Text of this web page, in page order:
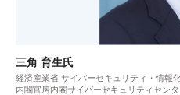
三角 育生氏
経済産業省 サイバーセキュリティ・情報
内閣官房内閣サイバーセキュリティセン